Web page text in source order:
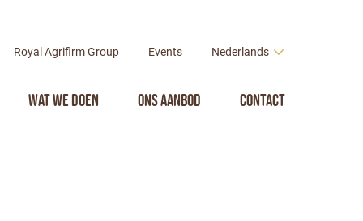
Royal Agrifirm Group Events Nederlands
Wat we doen Ons aanbod Contact